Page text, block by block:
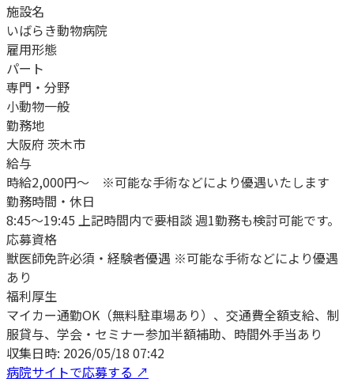
施設名
いばらき動物病院
雇用形態
パート
専門・分野
小動物一般
勤務地
大阪府 茨木市
給与
時給2,000円～ ※可能な手術などにより優遇いたします
勤務時間・休日
8:45〜19:45 上記時間内で要相談 週1勤務も検討可能です。
応募資格
獣医師免許必須・経験者優遇 ※可能な手術などにより優遇
あり
福利厚生
マイカー通勤OK（無料駐車場あり）、交通費全額支給、制
服貸与、学会・セミナー参加半額補助、時間外手当あり
収集日時: 2026/05/18 07:42
病院サイトで応募する ↗